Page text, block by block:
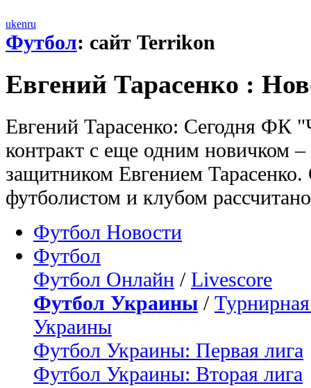
ukenru
Футбол: сайт Terrikon
Евгений Тарасенко :
Евгений Тарасенко: Сегодня ФК
контракт с еще одним новичком
защитником Евгением
футболистом и клубом
Футбол Новости
Футбол
Футбол Онлайн / Livescore
Футбол Украины /
Украины
Футбол Украины: Первая лига
Футбол Украины: Вторая лига